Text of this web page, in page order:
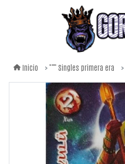
Inicio Singles primera era